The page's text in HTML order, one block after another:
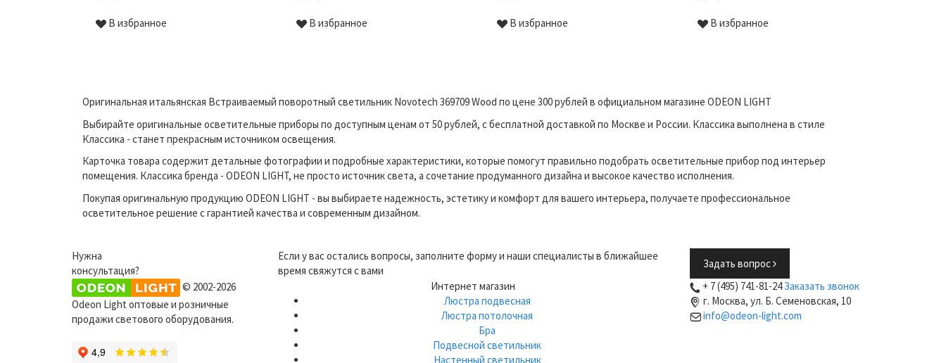
В избранное В избранное В избранное В избранное
Оригинальная итальянская Встраиваемый поворотный светильник Novotech 369709 Wood по цене 300 рублей в официальном магазине ODEON LIGHT
Выбирайте оригинальные осветительные приборы по доступным ценам от 50 рублей, с бесплатной доставкой по Москве и России. Классика выполнена в стиле
Классика - станет прекрасным источником освещения.
Карточка товара содержит детальные фотографии и подробные характеристики, которые помогут правильно подобрать осветительные прибор под интерьер
помещения. Классика бренда - ODEON LIGHT, не просто источник света, а сочетание продуманного дизайна и высокое качество исполнения.
Покупая оригинальную продукцию ODEON LIGHT - вы выбираете надежность, эстетику и комфорт для вашего интерьера, получаете профессиональное
осветительное решение с гарантией качества и современным дизайном.
Нужна
консультация?
Если у вас остались вопросы, заполните форму и наши специалисты в ближайшее
время свяжутся с вами
Задать вопрос
© 2002-2026
Odeon Light оптовые и розничные
продажи светового оборудования.
Интернет магазин
Люстра подвесная
Люстра потолочная
Бра
Подвесной светильник
Настенный светильник
+ 7 (495) 741-81-24Заказать звонок
г. Москва, ул. Б. Семеновская, 10
info@odeon-light.com